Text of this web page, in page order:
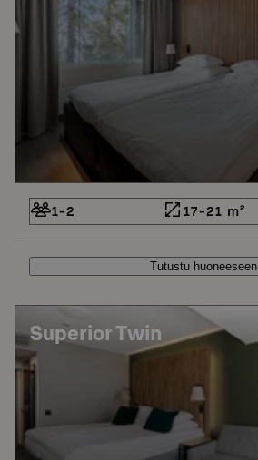
1-2 17-21 m²
Tutustu huoneeseen
Superior Twin